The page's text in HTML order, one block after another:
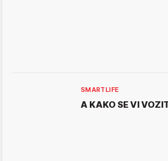
SMARTLIFE
A KAKO SE VI